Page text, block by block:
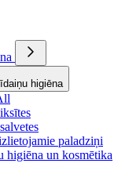
higiēna
paladziņi
higiēna un kosmētika